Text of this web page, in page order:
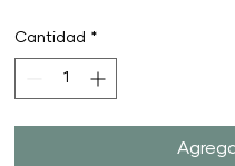
Cantidad *